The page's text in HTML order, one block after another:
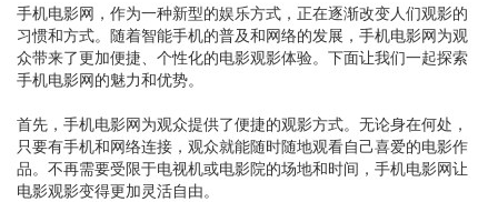
手机电影网，作为一种新型的娱乐方式，正在逐渐改变人们观影的
习惯和方式。随着智能手机的普及和网络的发展，手机电影网为观
众带来了更加便捷、个性化的电影观影体验。下面让我们一起探索
手机电影网的魅力和优势。
首先，手机电影网为观众提供了便捷的观影方式。无论身在何处，
只要有手机和网络连接，观众就能随时随地观看自己喜爱的电影作
品。不再需要受限于电视机或电影院的场地和时间，手机电影网让
电影观影变得更加灵活自由。